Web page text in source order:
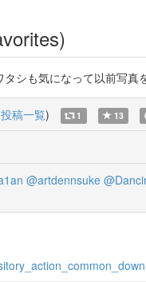
シも気になって以前写真
投稿一覧) 1 13
@artdennsuke